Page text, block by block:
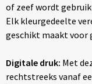
of zeef wordt
Elk kleurgedeelte
geschikt maakt voor
Digitale druk: Met
rechtstreeks vanaf